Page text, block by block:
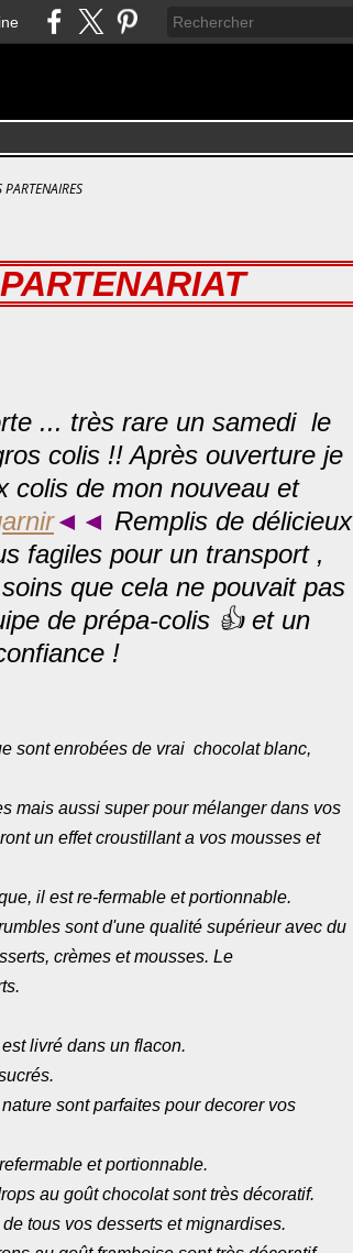
PARTENAIRES
... très rare un samedi le
colis !!Après ouverture je
colis de mon nouveau et
◄◄ Remplis de délicieux
fagiles pour un transport ,
que cela ne pouvait pas
de prépa-colis 👍 et un
!
sont enrobées de vrai chocolat blanc,
mais aussi super pour mélanger dans vos
un effet croustillant a vos mousses et
il est re-fermable et portionnable.
sont d'une qualité supérieur avec du
crèmes et mousses. Le
livré dans un flacon.
sont parfaites pour decorer vos
et portionnable.
au goût chocolat sont très décoratif.
tous vos desserts et mignardises.